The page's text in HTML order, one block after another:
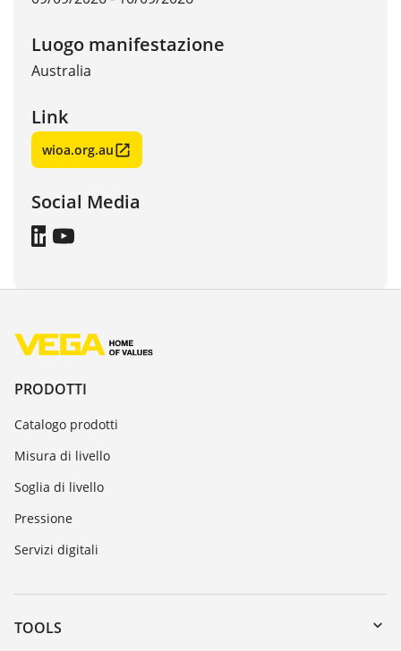
Luogo manifestazione
Australia
Link
wioa.org.au
Social Media
PRODOTTI
Catalogo prodotti
Misura di livello
Soglia di livello
Pressione
Servizi digitali
TOOLS